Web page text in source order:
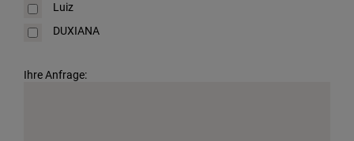
Luiz
DUXIANA
Ihre Anfrage: